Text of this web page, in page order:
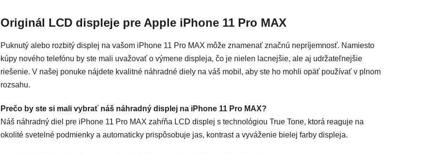
Originál LCD displeje pre Apple iPhone 11 Pro MAX
Puknutý alebo rozbitý displej na vašom iPhone 11 Pro MAX môže znamenať značnú nepríjemnosť. Namiesto
kúpy nového telefónu by ste mali uvažovať o výmene displeja, čo je nielen lacnejšie, ale aj udržateľnejšie
riešenie. V našej ponuke nájdete kvalitné náhradné diely na váš mobil, aby ste ho mohli opäť používať v plnom
rozsahu.
Prečo by ste si mali vybrať náš náhradný displej na iPhone 11 Pro MAX?
Náš náhradný diel pre iPhone 11 Pro MAX zahŕňa LCD displej s technológiou True Tone, ktorá reaguje na
okolité svetelné podmienky a automaticky prispôsobuje jas, kontrast a vyváženie bielej farby displeja.